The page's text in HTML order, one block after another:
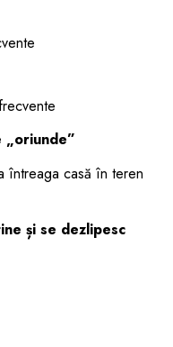
„oriunde”
întreaga casă în teren
și se dezlipesc